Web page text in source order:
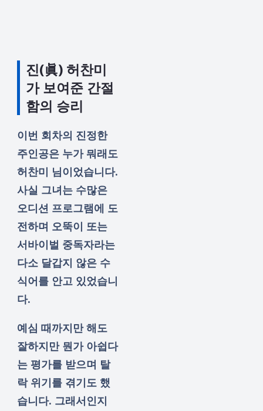
진(眞) 허찬미
가 보여준 간절
함의 승리
이번 회차의 진정한
주인공은 누가 뭐래도
허찬미 님이었습니다.
사실 그녀는 수많은
오디션 프로그램에 도
전하며 오뚝이 또는
서바이벌 중독자라는
다소 달갑지 않은 수
식어를 안고 있었습니
다.
예심 때까지만 해도
잘하지만 뭔가 아쉽다
는 평가를 받으며 탈
락 위기를 겪기도 했
습니다. 그래서인지